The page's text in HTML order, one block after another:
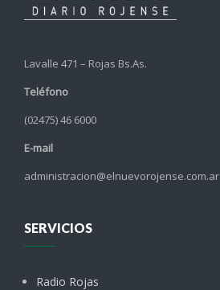
Lavalle 471 – Rojas Bs.As.
Teléfono
(02475) 46 6000
E-mail
administracion@elnuevorojense.com.ar
SERVICIOS
Radio Rojas